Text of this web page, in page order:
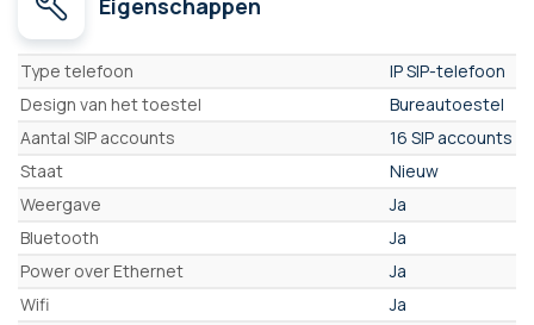
Eigenschappen
Eigenschappen
Type telefoon
IP SIP-telefoon
Design van het toestel
Bureautoestel
Aantal SIP accounts
16 SIP accounts
Staat
Nieuw
Weergave
Ja
Bluetooth
Ja
Power over Ethernet
Ja
Wifi
Ja